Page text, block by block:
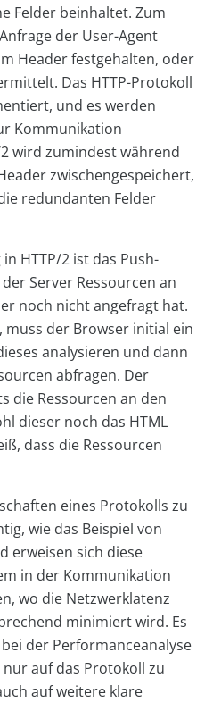
Felder beinhaltet. Zum
der User-Agent
Header festgehalten, oder
Das HTTP-Protokoll
und es werden
Kommunikation
wird zumindest während
zwischengespeichert,
redundanten Felder
HTTP/2 ist das Push-
Server Ressourcen an
noch nicht angefragt hat.
muss der Browser initial ein
analysieren und dann
abfragen. Der
die Ressourcen an den
dieser noch das HTML
dass die Ressourcen
eines Protokolls zu
wie das Beispiel von
erweisen sich diese
in der Kommunikation
wo die Netzwerklatenz
minimiert wird. Es
der Performanceanalyse
auf das Protokoll zu
auf weitere klare